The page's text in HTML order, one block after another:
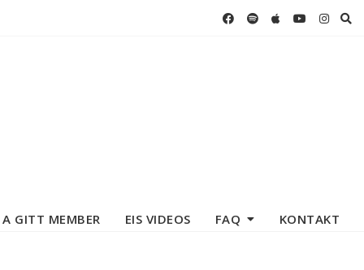
GITT MEMBER EIS VIDEOS FAQ KONTAKT